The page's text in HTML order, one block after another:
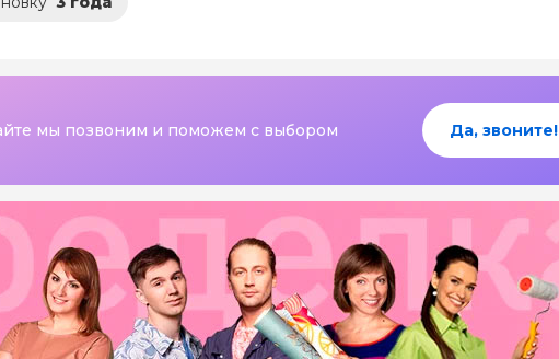
мы позвоним и поможем с выбором Да, звоните!